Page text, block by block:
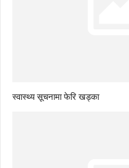
स्वास्थ्य सूचनामा फेरि खड्का